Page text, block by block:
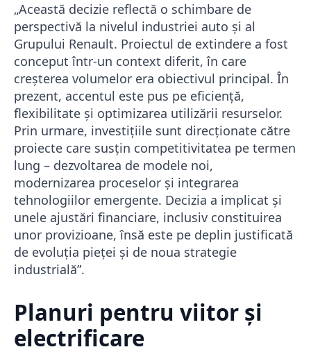
„Această decizie reflectă o schimbare de
perspectivă la nivelul industriei auto și al
Grupului Renault. Proiectul de extindere a fost
conceput într-un context diferit, în care
creșterea volumelor era obiectivul principal. În
prezent, accentul este pus pe eficiență,
flexibilitate și optimizarea utilizării resurselor.
Prin urmare, investițiile sunt direcționate către
proiecte care susțin competitivitatea pe termen
lung – dezvoltarea de modele noi,
modernizarea proceselor și integrarea
tehnologiilor emergente. Decizia a implicat și
unele ajustări financiare, inclusiv constituirea
unor provizioane, însă este pe deplin justificată
de evoluția pieței și de noua strategie
industrială”.
Planuri pentru viitor și
electrificare